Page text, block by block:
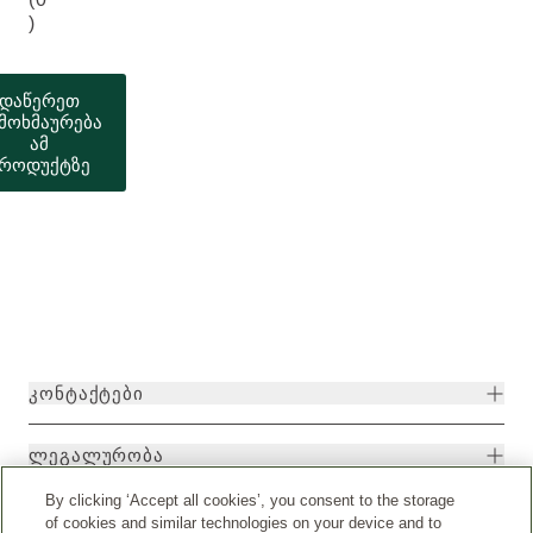
)
დაწერეთ
ამ
ᲙᲝᲜᲢᲐᲥᲢᲔᲑᲘ
ᲚᲔᲒᲐᲚᲣᲠᲝᲑᲐ
By clicking ‘Accept all cookies’, you consent to the storage
of cookies and similar technologies on your device and to